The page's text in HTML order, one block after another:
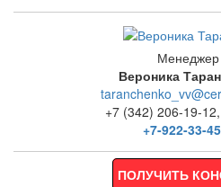
Менеджер
Вероника
+7 (342) 206-19-
+7-922-33-
ПОЛУЧИТЬ